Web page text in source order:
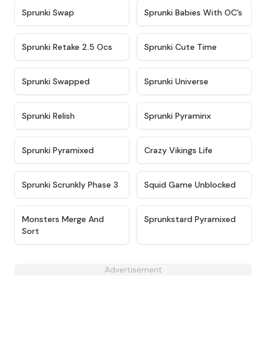
Sprunki Swap ★ 4.8
Sprunki Babies With OC’s
★ 4.6
Sprunki Retake 2.5 Ocs Sprunki Cute Time
Sprunki Swapped Sprunki Universe
Sprunki Relish Sprunki Pyraminx
Sprunki Pyramixed Crazy Vikings Life
★ 4.9
Sprunki Scrunkly Phase 3 ★ 4.6
Squid Game Unblocked
★
Monsters Merge And
Sort
★ 4.8
Sprunkstard Pyramixed
Advertisement